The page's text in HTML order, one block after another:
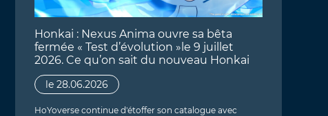
Honkai : Nexus Anima ouvre sa bêta
fermée « Test d’évolution »le 9 juillet
2026. Ce qu’on sait du nouveau Honkai
le 28.06.2026
HoYoverse continue d'étoffer son catalogue avec